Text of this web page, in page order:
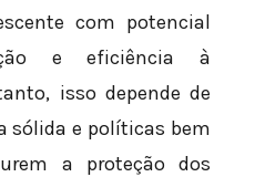
com potencial
e eficiência à
isso depende de
sólida e políticas bem
a proteção dos